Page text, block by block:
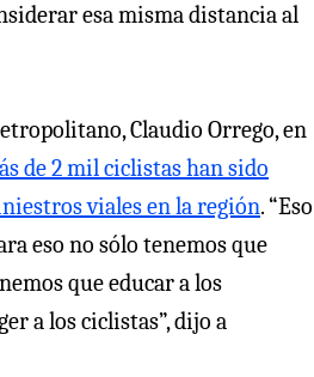
esa misma distancia al
Claudio Orrego, en
de 2 mil ciclistas han sido
viales en la región. “Eso
eso no sólo tenemos que
que educar a los
a los ciclistas”, dijo a